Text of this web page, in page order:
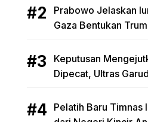
Prabowo Jelaskan
Gaza Bentukan
Keputusan
Dipecat, Ultras
Pelatih Baru Timnas